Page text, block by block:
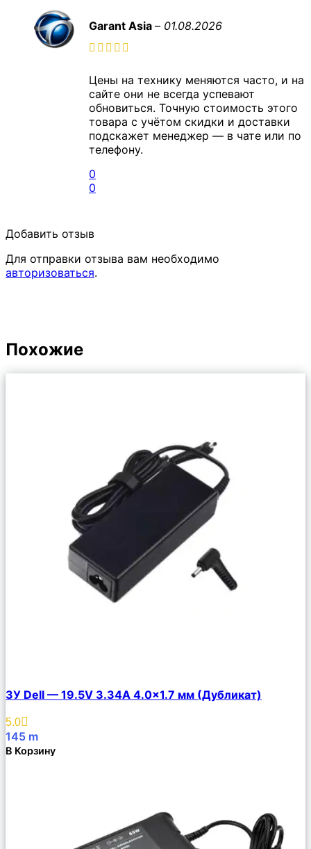
Garant Asia – 01.08.2026
Цены на технику меняются часто, и на
сайте они не всегда успевают
обновиться. Точную стоимость этого
товара с учётом скидки и доставки
подскажет менеджер — в чате или по
телефону.
0
0
Добавить отзыв
Для отправки отзыва вам необходимо
авторизоваться.
Похожие
Описание
Избранное
ЗУ Dell — 19.5V 3.34A 4.0×1.7 мм (Дубликат)
5.0
145 m
В Корзину